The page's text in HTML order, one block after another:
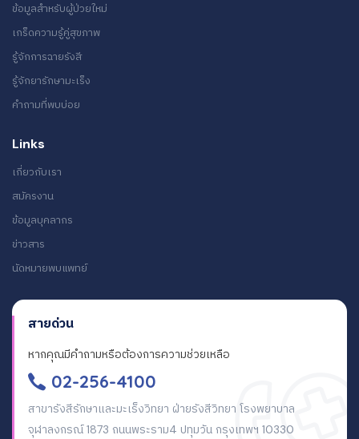
ข้อมูลสำหรับผู้ป่วยใหม่
เกร็ดความรู้คู่สุขภาพ
รู้จักการฉายรังสี
รู้จักยารักษามะเร็ง
คำถามที่พบบ่อย
Links
เกี่ยวกับเรา
สมัครงาน
ข้อมูลบุคลากร
ข่าวสาร
นัดหมายพบแพทย์
สายด่วน
หากคุณมีคำถามหรือต้องการความช่วยเหลือ
02-256-4100
สาขารังสีรักษาและมะเร็งวิทยา ฝ่ายรังสีวิทยา โรงพยาบาล
จุฬาลงกรณ์ 1873 ถนนพระราม4 ปทุมวัน กรุงเทพฯ 10330